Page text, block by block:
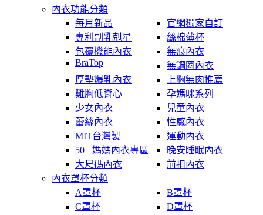
內衣功能分類
每月新品
官網獨家自訂
專利副乳剋星
絲棉薄杯
包覆機能內衣
無痕內衣
BraTop
無鋼圈內衣
厚墊爆乳內衣
上胸無肉推薦
雞胸低脊心
孕媽咪系列
少女內衣
兒童內衣
蕾絲內衣
性感內衣
MIT台灣製
運動內衣
50+ 媽媽內衣專區
晚安睡眠內衣
大尺碼內衣
前扣內衣
內衣罩杯分類
A罩杯
B罩杯
C罩杯
D罩杯